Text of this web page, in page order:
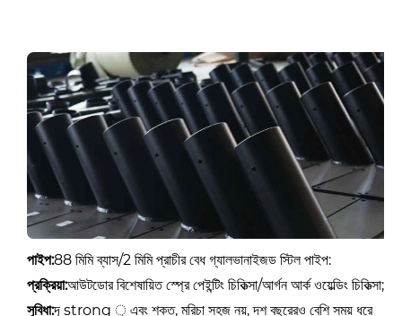
পাইপ:88 মিমি ব্যাস/2 মিমি প্রাচীর বেধ গ্যালভানাইজড স্টিল পাইপ:
প্রক্রিয়া:আউটডোর বিশেষায়িত স্প্রে পেইন্টিং চিকিত্সা/আর্গন আর্ক ওয়েল্ডিং চিকিত্সা;
সুবিধা:দৃ strong ় এবং শক্ত, মরিচা সহজ নয়, দশ বছরেরও বেশি সময় ধরে